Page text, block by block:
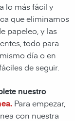
lo más fácil y
que eliminamos
papeleo, y las
todo para
día o en
de seguir.
nuestro
Para empezar,
con nuestra